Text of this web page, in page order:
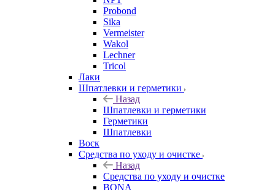
Probond
Sika
Vermeister
Wakol
Lechner
Tricol
Лаки
Шпатлевки и герметики
Назад
Шпатлевки и герметики
Герметики
Шпатлевки
Воск
Средства по уходу и очистке
Назад
Средства по уходу и очистке
BONA